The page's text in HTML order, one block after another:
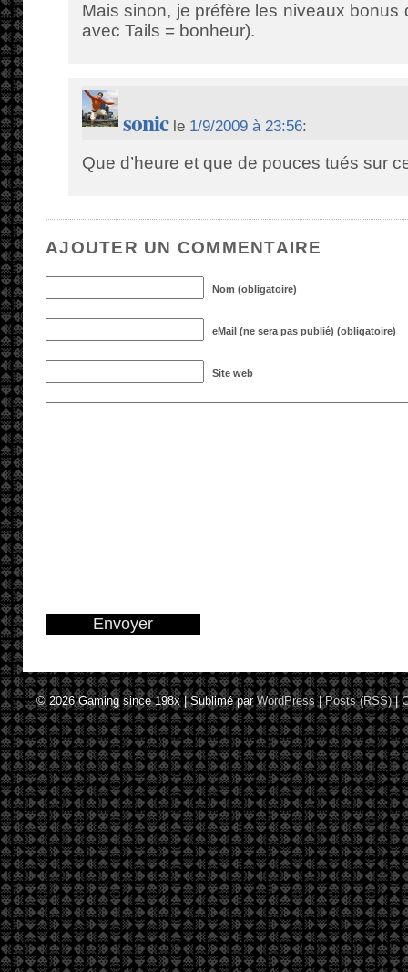
Mais sinon, je préfère les niveaux bonus
avec Tails = bonheur).
sonicle 1/9/2009 à 23:56:
Que d’heure et que de pouces tués sur
AJOUTER UN COMMENTAIRE
Nom (obligatoire)
eMail (ne sera pas publié) (obligatoire)
Site web
© 2026Gaming since 198x|Sublimé par WordPress |Posts (RSS)|